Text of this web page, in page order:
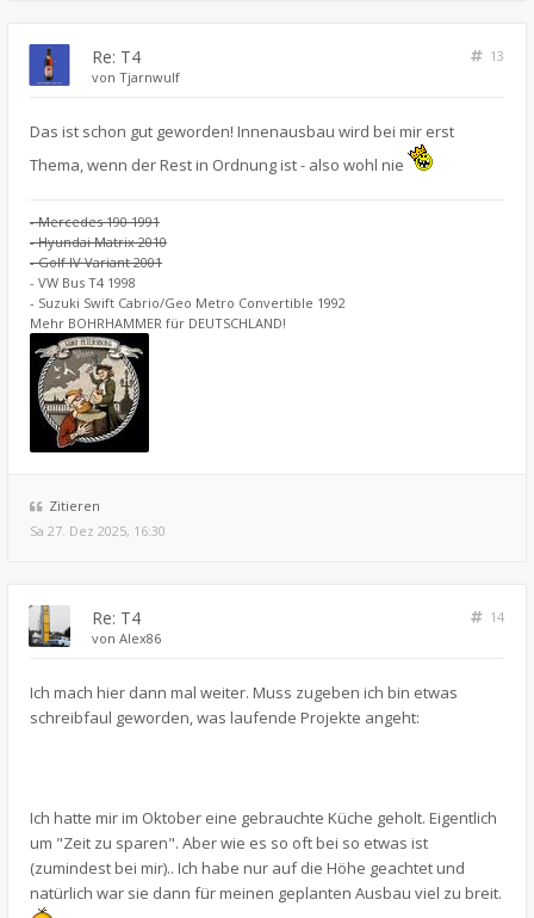
Re: T4
13
von Tjarnwulf
Das ist schon gut geworden! Innenausbau wird bei mir erst
Thema, wenn der Rest in Ordnung ist - also wohl nie
- Mercedes 190 1991
- Hyundai Matrix 2010
- Golf IV Variant 2001
- VW Bus T4 1998
- Suzuki Swift Cabrio/Geo Metro Convertible 1992
Mehr BOHRHAMMER für DEUTSCHLAND!
Zitieren
Sa 27. Dez 2025, 16:30
Re: T4
14
von Alex86
Ich mach hier dann mal weiter. Muss zugeben ich bin etwas
schreibfaul geworden, was laufende Projekte angeht:
Ich hatte mir im Oktober eine gebrauchte Küche geholt. Eigentlich
um "Zeit zu sparen". Aber wie es so oft bei so etwas ist
(zumindest bei mir).. Ich habe nur auf die Höhe geachtet und
natürlich war sie dann für meinen geplanten Ausbau viel zu breit.